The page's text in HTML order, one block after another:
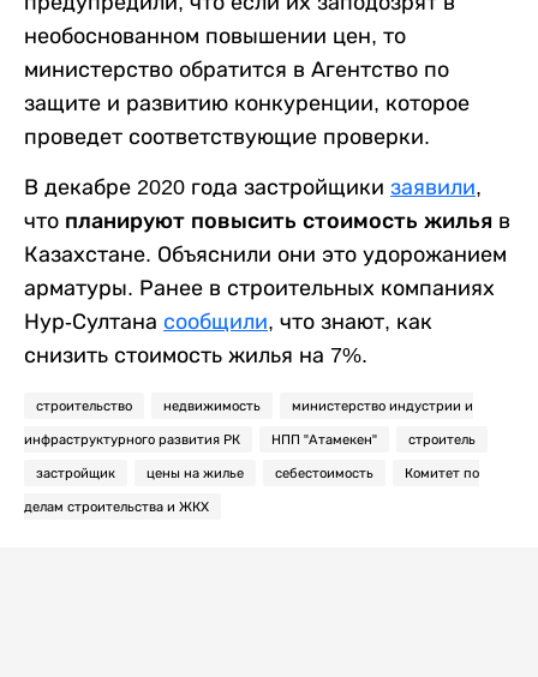
необоснованном повышении цен, то
министерство обратится в Агентство по
защите и развитию конкуренции, которое
проведет соответствующие проверки.
В декабре 2020 года застройщики заявили,
что планируют повысить стоимость жилья в
Казахстане. Объяснили они это удорожанием
арматуры. Ранее в строительных компаниях
Нур-Султана сообщили, что знают, как
снизить стоимость жилья на 7%.
строительство недвижимость министерство индустрии и
инфраструктурного развития РК НПП "Атамекен" строитель
застройщик цены на жилье себестоимость Комитет по
делам строительства и ЖКХ